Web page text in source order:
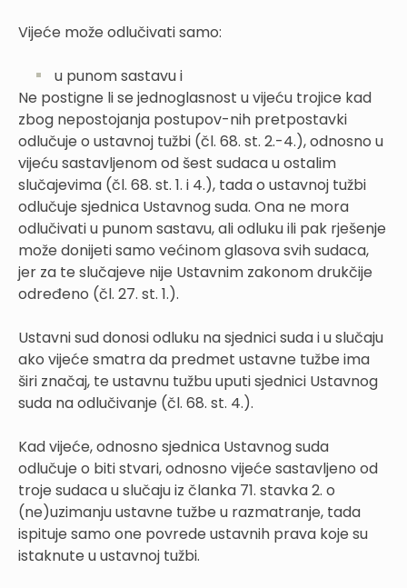
Vijeće može odlučivati samo:
u punom sastavu i
Ne postigne li se jednoglasnost u vijeću trojice kad
zbog nepostojanja postupov-nih pretpostavki
odlučuje o ustavnoj tužbi (čl. 68. st. 2.-4.), odnosno u
vijeću sastavljenom od šest sudaca u ostalim
slučajevima (čl. 68. st. 1. i 4.), tada o ustavnoj tužbi
odlučuje sjednica Ustavnog suda. Ona ne mora
odlučivati u punom sastavu, ali odluku ili pak rješenje
može donijeti samo većinom glasova svih sudaca,
jer za te slučajeve nije Ustavnim zakonom drukčije
određeno (čl. 27. st. 1.).
Ustavni sud donosi odluku na sjednici suda i u slučaju
ako vijeće smatra da predmet ustavne tužbe ima
širi značaj, te ustavnu tužbu uputi sjednici Ustavnog
suda na odlučivanje (čl. 68. st. 4.).
Kad vijeće, odnosno sjednica Ustavnog suda
odlučuje o biti stvari, odnosno vijeće sastavljeno od
troje sudaca u slučaju iz članka 71. stavka 2. o
(ne)uzimanju ustavne tužbe u razmatranje, tada
ispituje samo one povrede ustavnih prava koje su
istaknute u ustavnoj tužbi.